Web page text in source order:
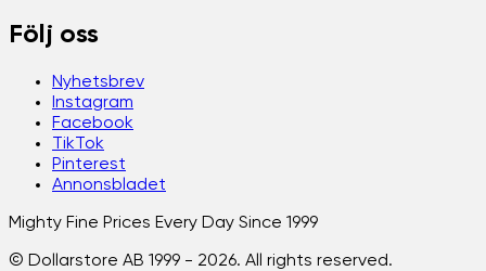
Följ oss
Nyhetsbrev
Instagram
Facebook
TikTok
Pinterest
Annonsbladet
Mighty Fine Prices Every Day Since 1999
© Dollarstore AB 1999 - 2026. All rights reserved.